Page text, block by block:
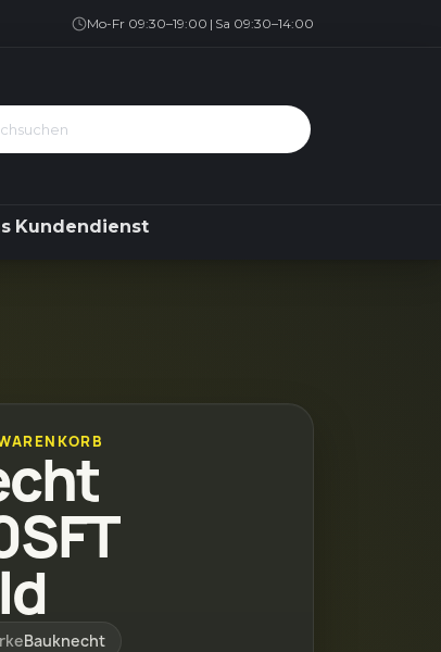
Mo-Fr 09:30–19:00 | Sa 09:30–14:00
Kundendienst
Kühlen & Gefrieren
Bauknecht